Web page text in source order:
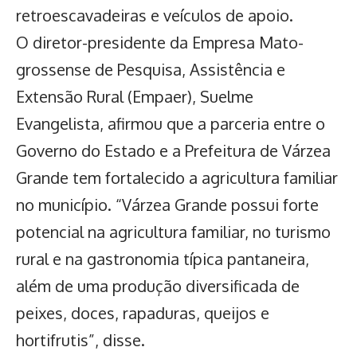
retroescavadeiras e veículos de apoio.
O diretor-presidente da Empresa Mato-
grossense de Pesquisa, Assistência e
Extensão Rural (Empaer), Suelme
Evangelista, afirmou que a parceria entre o
Governo do Estado e a Prefeitura de Várzea
Grande tem fortalecido a agricultura familiar
no município. “Várzea Grande possui forte
potencial na agricultura familiar, no turismo
rural e na gastronomia típica pantaneira,
além de uma produção diversificada de
peixes, doces, rapaduras, queijos e
hortifrutis”, disse.